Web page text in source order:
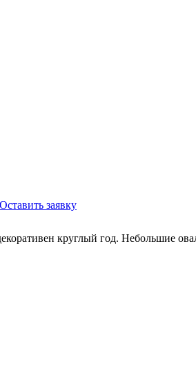
Оставить заявку
круглый год. Небольшие